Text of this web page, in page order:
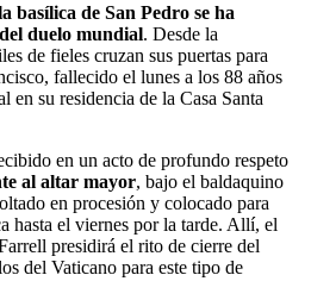
basílica de San Pedro se ha
duelo mundial. Desde la
de fieles cruzan sus puertas para
fallecido el lunes a los 88 años
en su residencia de la Casa Santa
en un acto de profundo respeto
al altar mayor, bajo el baldaquino
en procesión y colocado para
hasta el viernes por la tarde. Allí, el
presidirá el rito de cierre del
del Vaticano para este tipo de